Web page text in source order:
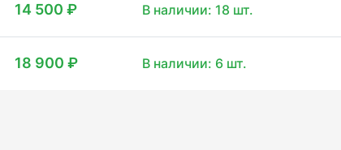
14 500 ₽ В наличии: 18 шт.
18 900 ₽ В наличии: 6 шт.